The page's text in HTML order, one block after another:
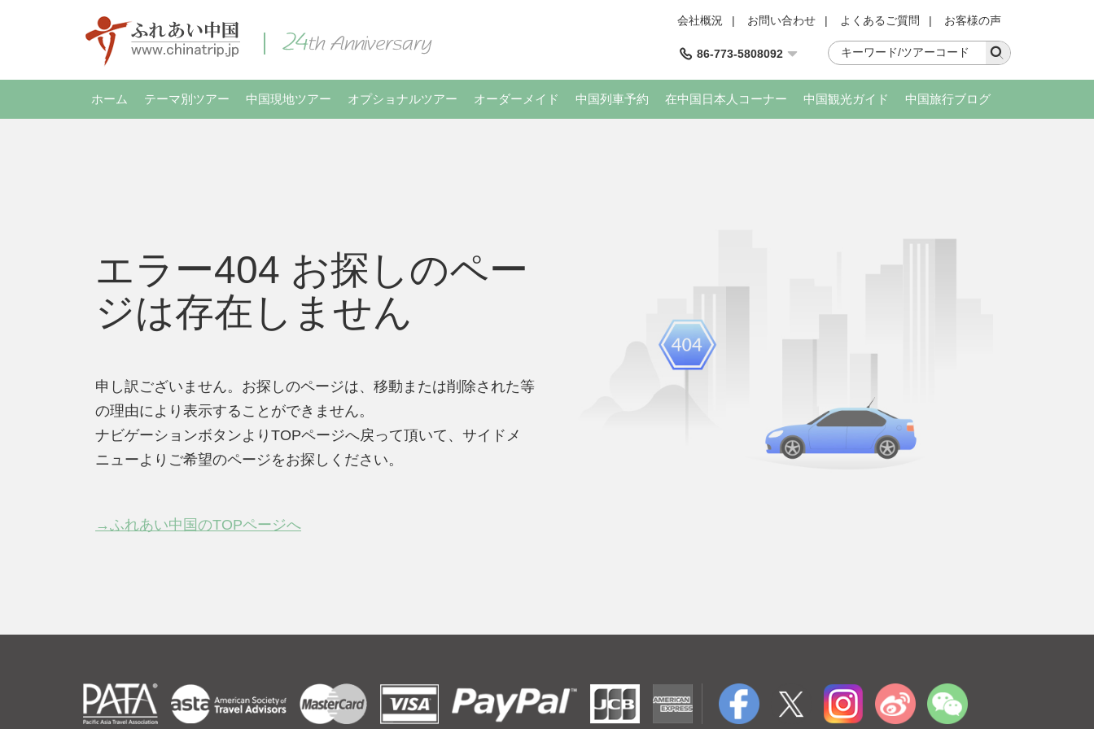
会社概況 | お問い合わせ | よくあるご質問 | お客様の声
86-773-5808092
ホーム テーマ別ツアー 中国現地ツアー オプショナルツアー オーダーメイド 中国列車予約 在中国日本人コーナー 中国観光ガイド 中国旅行ブログ
エラー404 お探しのペー
ジは存在しません
申し訳ございません。お探しのページは、移動または削除された等
の理由により表示することができません。
ナビゲーションボタンよりTOPページへ戻って頂いて、サイドメ
ニューよりご希望のページをお探しください。
→ふれあい中国のTOPページへ